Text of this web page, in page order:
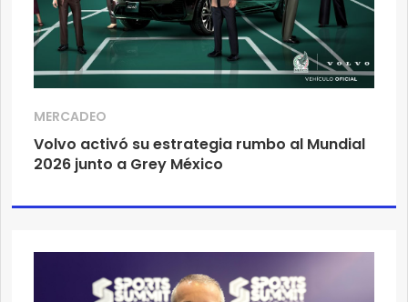
MERCADEO
Volvo activó su estrategia rumbo al Mundial
2026 junto a Grey México